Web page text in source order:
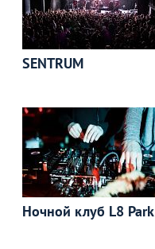
SENTRUM
Ночной клуб L8 Park